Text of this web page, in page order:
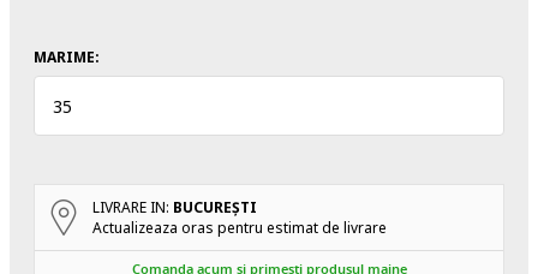
MARIME:
35
LIVRARE IN: BUCUREŞTI
Actualizeaza oras pentru estimat de livrare
Comanda acum si primesti produsul maine